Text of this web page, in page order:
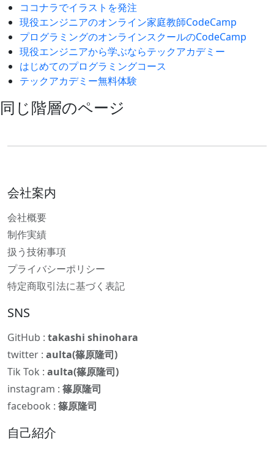
ココナラでイラストを発注
現役エンジニアのオンライン家庭教師CodeCamp
プログラミングのオンラインスクールのCodeCamp
現役エンジニアから学ぶならテックアカデミー
はじめてのプログラミングコース
テックアカデミー無料体験
同じ階層のページ
会社案内
会社概要
制作実績
扱う技術事項
プライバシーポリシー
特定商取引法に基づく表記
SNS
GitHub : takashi shinohara
twitter : aulta(篠原隆司)
Tik Tok : aulta(篠原隆司)
instagram : 篠原隆司
facebook : 篠原隆司
自己紹介